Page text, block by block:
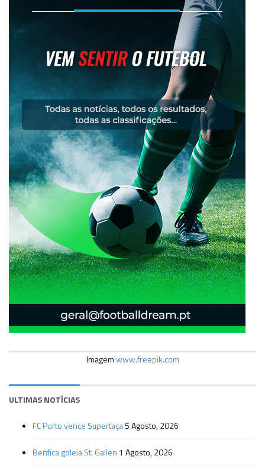
Imagemwww.freepik.com
ULTIMAS NOTÍCIAS
FC Porto vence Supertaça5 Agosto, 2026
Benfica goleia St. Gallen 1 Agosto, 2026